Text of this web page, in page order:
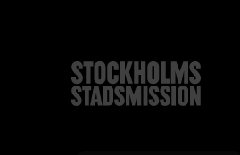
huvudinnehåll